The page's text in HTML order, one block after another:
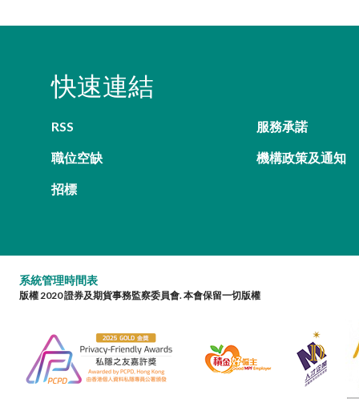
快速連結
RSS 服務承諾
職位空缺 機構政策及通知
招標
系統管理時間表
版權 2020 證券及期貨事務監察委員會. 本會保留一切版權